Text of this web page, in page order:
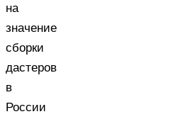
на
значение
сборки
дастеров
в
России